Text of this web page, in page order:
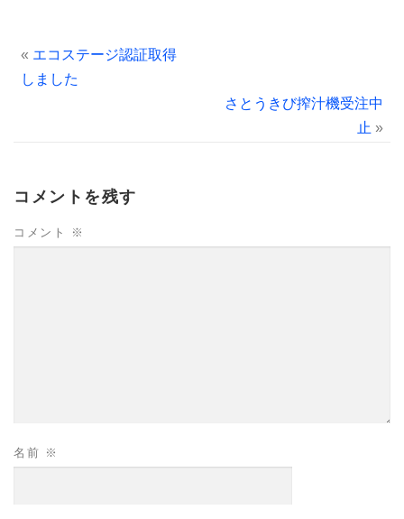
« エコステージ認証取得
しました
さとうきび搾汁機受注中
止 »
コメントを残す
コメント ※
名前 ※